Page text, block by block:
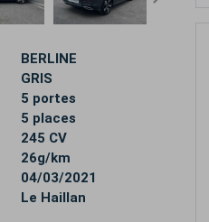
BERLINE
GRIS
5 portes
5 places
245 CV
26g/km
04/03/2021
Le Haillan